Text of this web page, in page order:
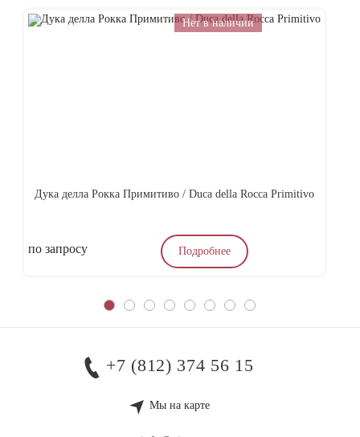
Нет в наличии
Дука делла Рокка Примитиво / Duca della Rocca Primitivo
по запросу Подробнее
+7 (812) 374 56 15
Мы на карте